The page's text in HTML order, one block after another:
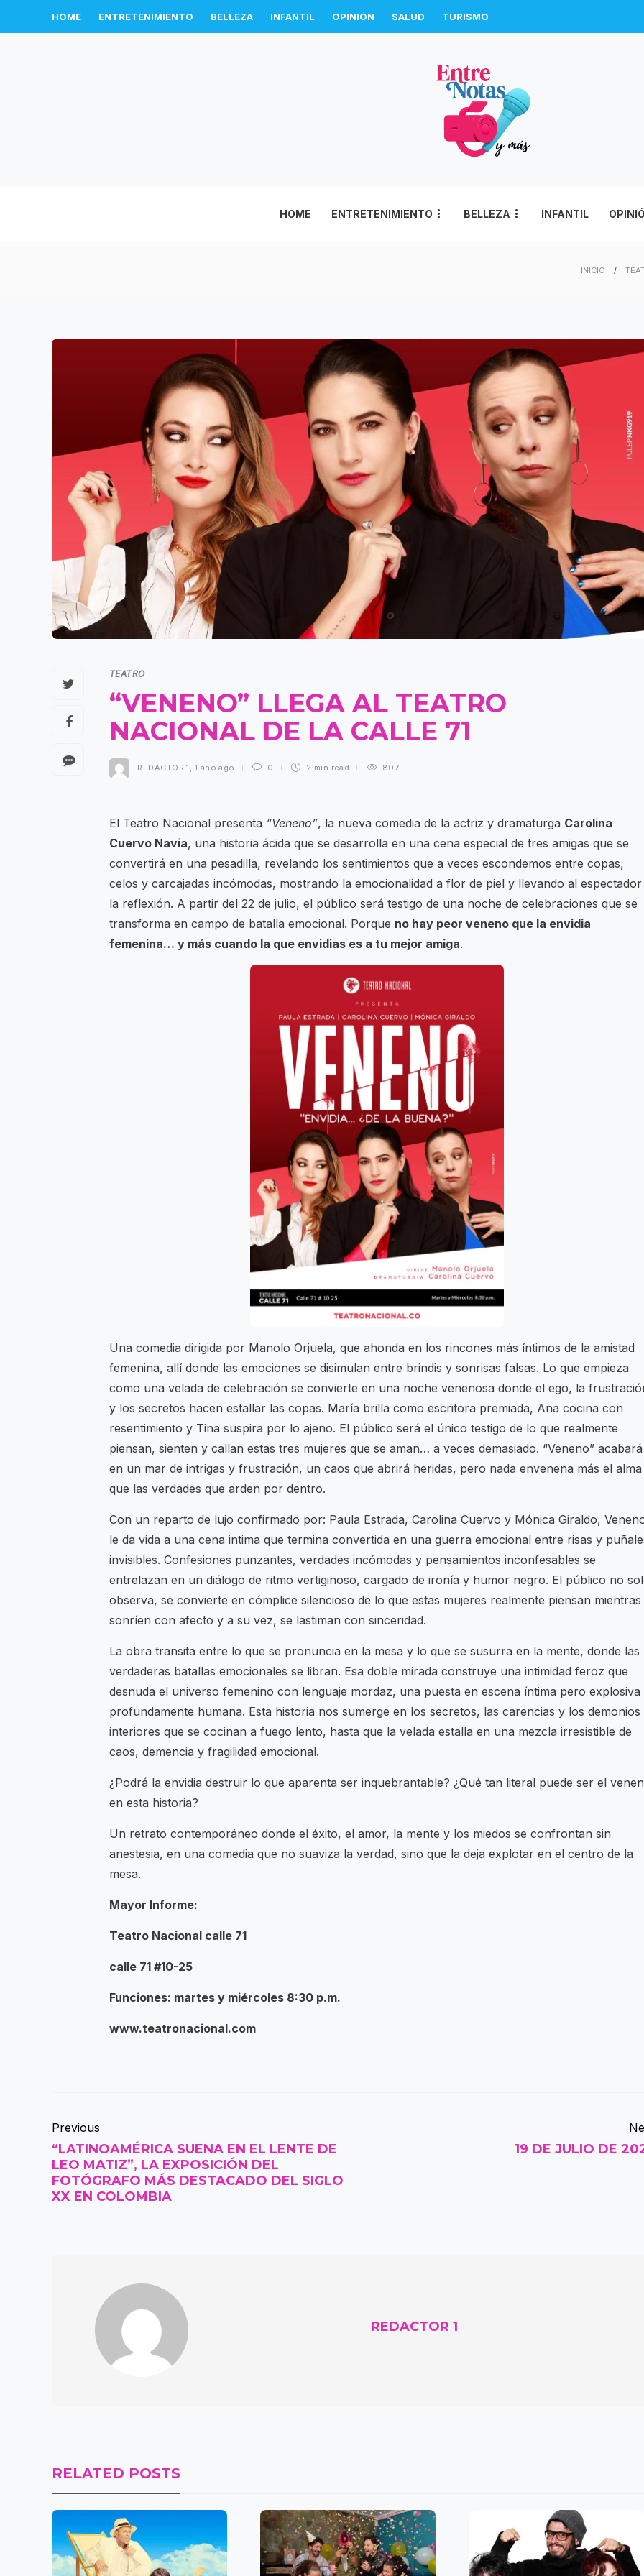
HOME ENTRETENIMIENTO BELLEZA INFANTIL OPINIÓN SALUD TURISMO
HOME ENTRETENIMIENTO BELLEZA INFANTIL
INICIO
TEATRO
“VENENO” LLEGA AL TEATRO
NACIONAL DE LA CALLE 71
REDACTOR 1 , 1 año ago 0 2 min read 807
El Teatro Nacional presenta “Veneno”, la nueva comedia de la actriz y dramaturga Carolina
Cuervo Navia, una historia ácida que se desarrolla en una cena especial de tres amigas que se
convertirá en una pesadilla, revelando los sentimientos que a veces escondemos entre copas,
celos y carcajadas incómodas, mostrando la emocionalidad a flor de piel y llevando al
la reflexión. A partir del 22 de julio, el público será testigo de una noche de celebraciones que se
transforma en campo de batalla emocional. Porque no hay peor veneno que la envidia
femenina… y más cuando la que envidias es a tu mejor amiga.
Una comedia dirigida por Manolo Orjuela, que ahonda en los rincones más íntimos de la amistad
femenina, allí donde las emociones se disimulan entre brindis y sonrisas falsas. Lo que empieza
como una velada de celebración se convierte en una noche venenosa donde el ego, la
y los secretos hacen estallar las copas. María brilla como escritora premiada, Ana cocina con
resentimiento y Tina suspira por lo ajeno. El público será el único testigo de lo que realmente
piensan, sienten y callan estas tres mujeres que se aman… a veces demasiado. “Veneno” acabará
en un mar de intrigas y frustración, un caos que abrirá heridas, pero nada envenena más el alma
que las verdades que arden por dentro.
Con un reparto de lujo confirmado por: Paula Estrada, Carolina Cuervo y Mónica Giraldo,
le da vida a una cena intima que termina convertida en una guerra emocional entre risas y
invisibles. Confesiones punzantes, verdades incómodas y pensamientos inconfesables se
entrelazan en un diálogo de ritmo vertiginoso, cargado de ironía y humor negro. El público no
observa, se convierte en cómplice silencioso de lo que estas mujeres realmente piensan mientras
sonríen con afecto y a su vez, se lastiman con sinceridad.
La obra transita entre lo que se pronuncia en la mesa y lo que se susurra en la mente, donde las
verdaderas batallas emocionales se libran. Esa doble mirada construye una intimidad feroz que
desnuda el universo femenino con lenguaje mordaz, una puesta en escena íntima pero explosiva
profundamente humana. Esta historia nos sumerge en los secretos, las carencias y los demonios
interiores que se cocinan a fuego lento, hasta que la velada estalla en una mezcla irresistible de
caos, demencia y fragilidad emocional.
¿Podrá la envidia destruir lo que aparenta ser inquebrantable? ¿Qué tan literal puede ser el
en esta historia?
Un retrato contemporáneo donde el éxito, el amor, la mente y los miedos se confrontan sin
anestesia, en una comedia que no suaviza la verdad, sino que la deja explotar en el centro de la
mesa.
Mayor Informe:
Teatro Nacional calle 71
calle 71 #10-25
Funciones: martes y miércoles 8:30 p.m.
www.teatronacional.com
Previous
“LATINOAMÉRICA SUENA EN EL LENTE DE
LEO MATIZ”, LA EXPOSICIÓN DEL
FOTÓGRAFO MÁS DESTACADO DEL SIGLO
XX EN COLOMBIA
19 DE JULIO DE
REDACTOR 1
RELATED POSTS